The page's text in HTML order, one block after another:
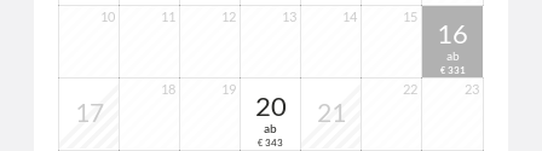
10 11 12 13 14 15
16
ab
€ 331
17
18 19
20
ab
€ 343
21
22 23